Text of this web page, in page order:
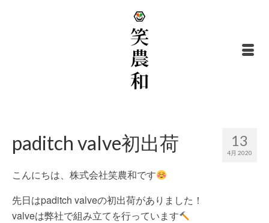
13
4月 2020
paditch valve初出荷
こんにちは、株式会社笑農和です
先日はpaditch valveの初出荷がありました！
valveは弊社で組み立てを行っています